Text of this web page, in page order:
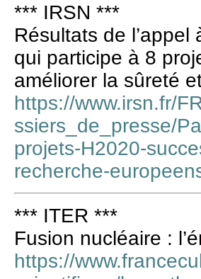
*** IRSN ***
Résultats de l’appel
qui participe à 8
améliorer la sûreté
https://www.irsn.fr/
ssiers_de_presse/
projets-H2020-
recherche-
*** ITER ***
Fusion nucléaire :
https://